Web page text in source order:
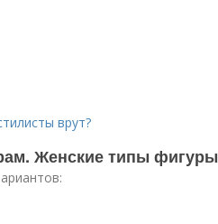
врут?
Женские типы фигуры